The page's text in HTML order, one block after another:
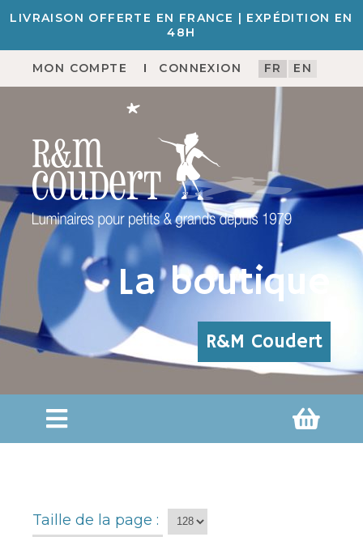
LIVRAISON OFFERTE EN FRANCE | EXPÉDITION EN
48H
MON COMPTE CONNEXION FR EN
La boutique
R&M Coudert
Taille de la page :